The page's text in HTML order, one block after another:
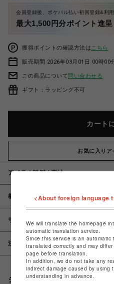
会員登録後、ポケパル払い初回登録&利
最大1,500円分ポイント進呈
獲得ポイントの確認方法は こちら
販売期間 2026年03月01日 00時00
この商品について問い合わせる
ギフト：ラッピング不可
カート
お気に入りア
アイテム説明 / 素材
概要
サイズ
注意事項
シェアする
<About foreign language
We will translate the homepage
automatic translation service.
Since this service is an
translated correctly and may
page before translation.
In addition, we do not take any
indirect damage caused by using
understanding in advance.